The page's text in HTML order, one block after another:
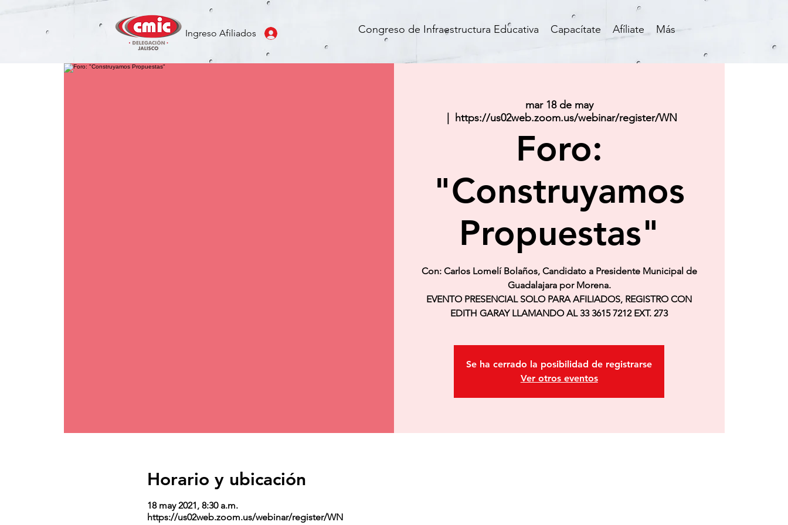
Ingreso Afiliados Congreso de Infraestructura Educativa Capacítate Afíliate Más
mar 18 de may
https://us02web.zoom.us/webinar/register/WN
Foro:
"Construyamos
Propuestas"
Con: Carlos Lomelí Bolaños, Candidato a Presidente Municipal de
Guadalajara por Morena.
EVENTO PRESENCIAL SOLO PARA AFILIADOS, REGISTRO CON
EDITH GARAY LLAMANDO AL 33 3615 7212 EXT. 273
Se ha cerrado la posibilidad de registrarse
Ver otros eventos
Horario y ubicación
18 may 2021, 8:30 a.m.
https://us02web.zoom.us/webinar/register/WN